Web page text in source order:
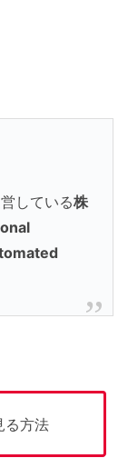
している株
る方法